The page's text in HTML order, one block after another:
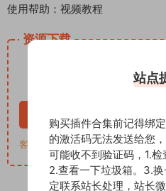
使用帮助：视频教程
资源下载
VIP
客服QQ：652268626
站点
购买插件合集前记得绑
的激活码无法发送给您
可能收不到验证码，1.检
2.查看一下垃圾箱。3.
定联系站长处理，站长